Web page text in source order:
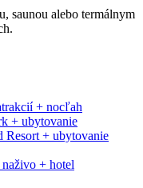
saunou alebo termálnym
+ nocľah
+ ubytovanie
+ ubytovanie
+ hotel